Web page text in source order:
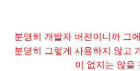
분명히 개발자 버전이니까 그
분명히 그렇게 사용하지 않고
이 없지는 않을